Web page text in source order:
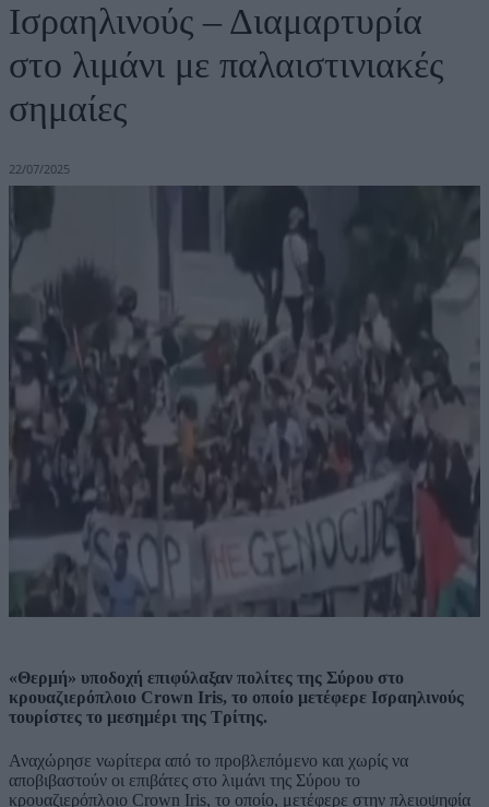
Ισραηλινούς – Διαμαρτυρία
στο λιμάνι με παλαιστινιακές
σημαίες
22/07/2025
«Θερμή» υποδοχή επιφύλαξαν πολίτες της Σύρου στο
κρουαζιερόπλοιο Crown Iris, το οποίο μετέφερε Ισραηλινούς
τουρίστες το μεσημέρι της Τρίτης.
Αναχώρησε νωρίτερα από το προβλεπόμενο και χωρίς να
αποβιβαστούν οι επιβάτες στο λιμάνι της Σύρου το
κρουαζιερόπλοιο Crown Iris, το οποίο, μετέφερε στην πλειοψηφία